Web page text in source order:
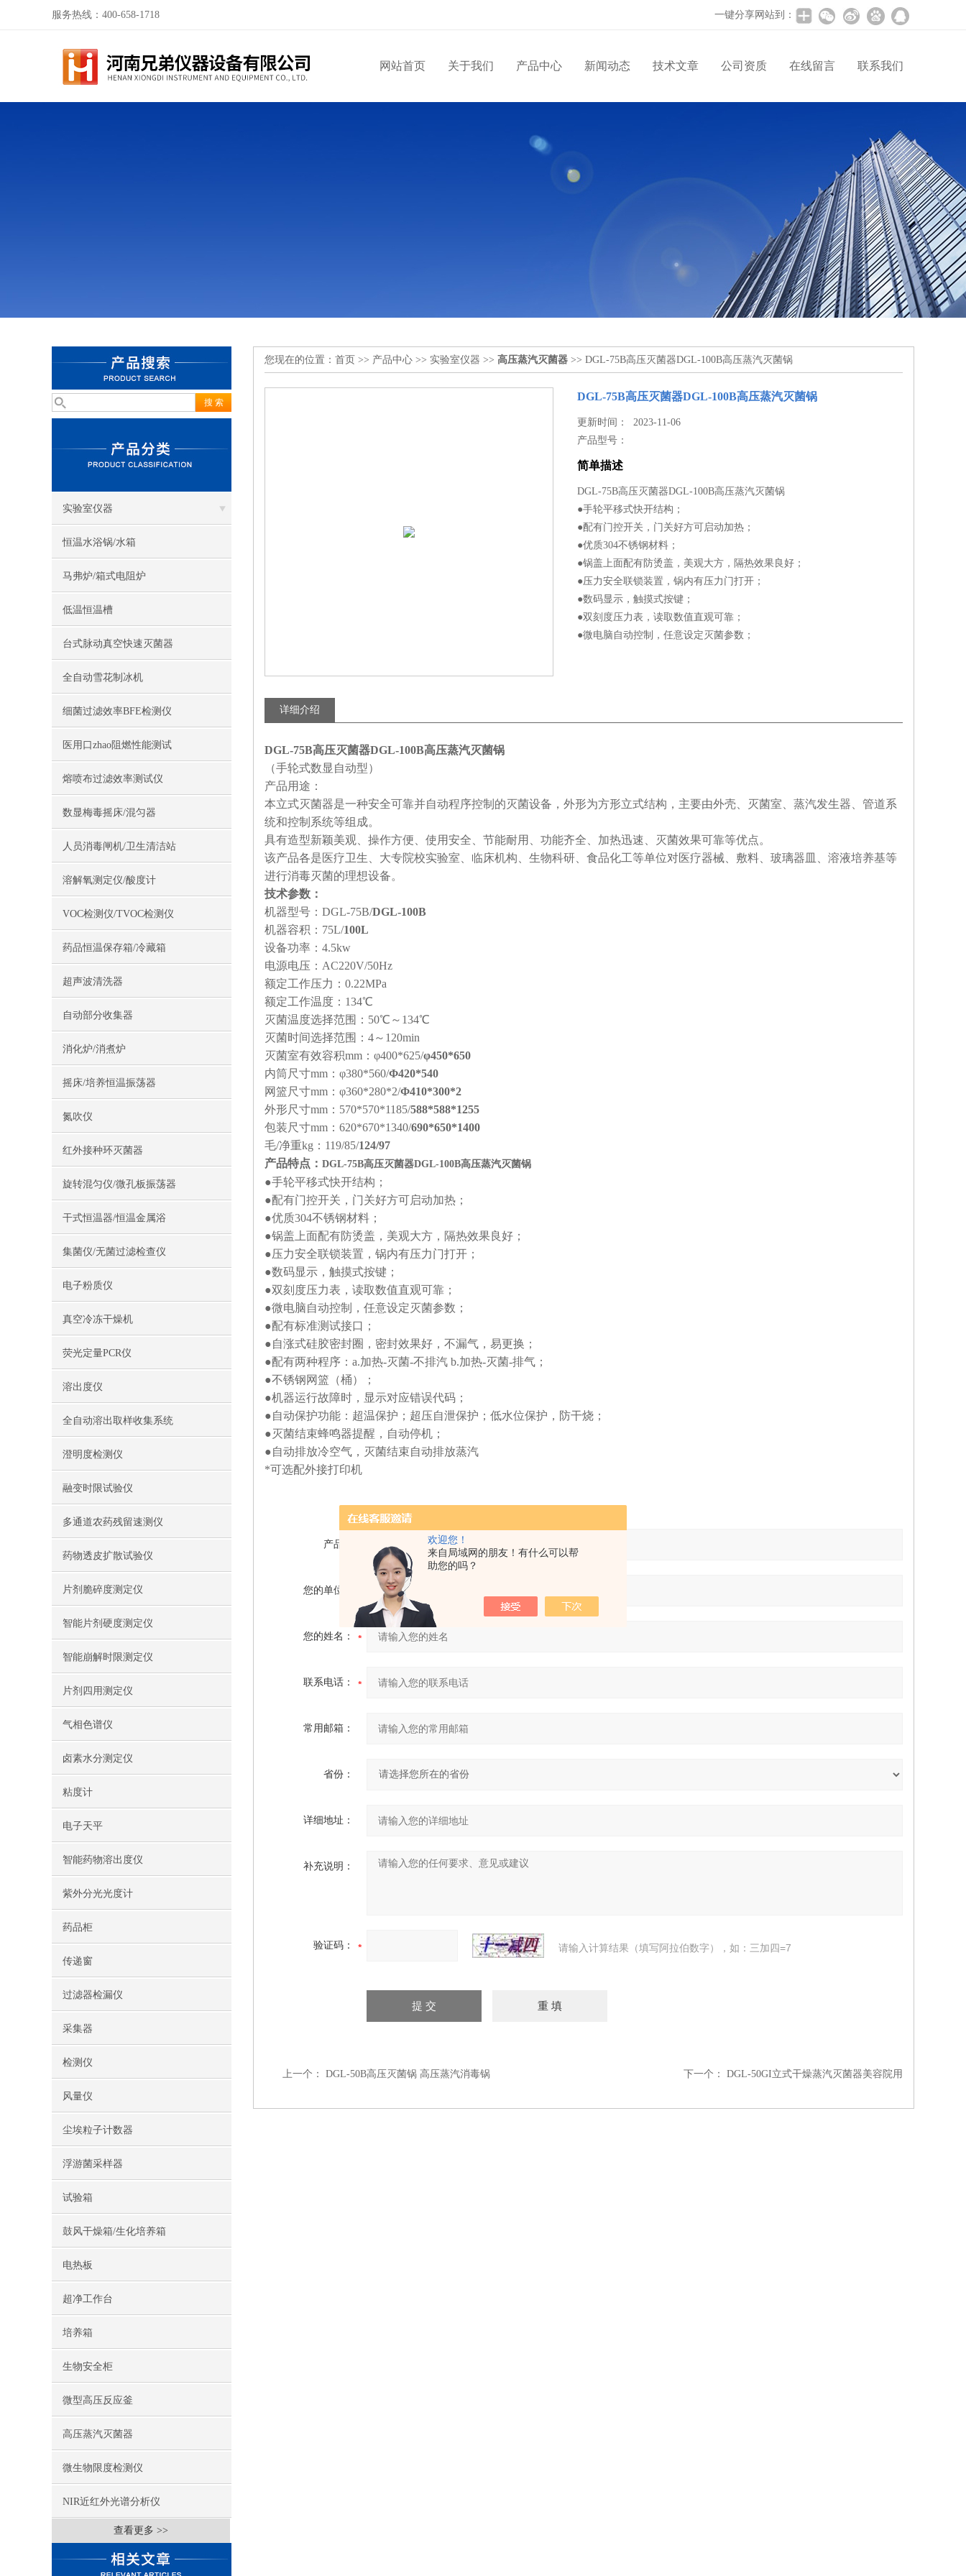
欢迎您！
来自局域网的朋友！有什么可以帮
助您的吗？
服务热线：400-658-1718 一键分享网站到：
网站首页 关于我们 产品中心 新闻动态 技术文章 公司资质 在线留言 联系我们
实验室仪器
恒温水浴锅/水箱
马弗炉/箱式电阻炉
低温恒温槽
台式脉动真空快速灭菌器
全自动雪花制冰机
细菌过滤效率BFE检测仪
医用口zhao阻燃性能测试
熔喷布过滤效率测试仪
数显梅毒摇床/混匀器
人员消毒闸机/卫生清洁站
溶解氧测定仪/酸度计
VOC检测仪/TVOC检测仪
药品恒温保存箱/冷藏箱
超声波清洗器
自动部分收集器
消化炉/消煮炉
摇床/培养恒温振荡器
氮吹仪
红外接种环灭菌器
旋转混匀仪/微孔板振荡器
干式恒温器/恒温金属浴
集菌仪/无菌过滤检查仪
电子粉质仪
真空冷冻干燥机
荧光定量PCR仪
溶出度仪
全自动溶出取样收集系统
澄明度检测仪
融变时限试验仪
多通道农药残留速测仪
药物透皮扩散试验仪
片剂脆碎度测定仪
智能片剂硬度测定仪
智能崩解时限测定仪
片剂四用测定仪
气相色谱仪
卤素水分测定仪
粘度计
电子天平
智能药物溶出度仪
紫外分光光度计
药品柜
传递窗
过滤器检漏仪
采集器
检测仪
风量仪
尘埃粒子计数器
浮游菌采样器
试验箱
鼓风干燥箱/生化培养箱
电热板
超净工作台
培养箱
生物安全柜
微型高压反应釜
高压蒸汽灭菌器
微生物限度检测仪
NIR近红外光谱分析仪
查看更多 >>
您现在的位置： 首页 >> 产品中心 >> 实验室仪器 >> 高压蒸汽灭菌器 >> DGL-75B高压灭菌器DGL-100B高压蒸汽灭菌锅
DGL-75B高压灭菌器DGL-100B高压蒸汽灭菌锅
更新时间： 2023-11-06
产品型号：
简单描述
DGL-75B高压灭菌器DGL-100B高压蒸汽灭菌锅
●手轮平移式快开结构；
●配有门控开关，门关好方可启动加热；
●优质304不锈钢材料；
●锅盖上面配有防烫盖，美观大方，隔热效果良好；
●压力安全联锁装置，锅内有压力门打开；
●数码显示，触摸式按键；
●双刻度压力表，读取数值直观可靠；
●微电脑自动控制，任意设定灭菌参数；
详细介绍
DGL-75B高压灭菌器DGL-100B高压蒸汽灭菌锅
（手轮式数显自动型）
产品用途：
本立式灭菌器是一种安全可靠并自动程序控制的灭菌设备，外形为方形立式结构，主要由外壳、灭菌室、蒸汽发生器、管道系
统和控制系统等组成。
具有造型新颖美观、操作方便、使用安全、节能耐用、功能齐全、加热迅速、灭菌效果可靠等优点。
该产品各是医疗卫生、大专院校实验室、临床机构、生物科研、食品化工等单位对医疗器械、敷料、玻璃器皿、溶液培养基等
进行消毒灭菌的理想设备。
技术参数：
机器型号：DGL-75B/DGL-100B
机器容积：75L/100L
设备功率：4.5kw
电源电压：AC220V/50Hz
额定工作压力：0.22MPa
额定工作温度：134℃
灭菌温度选择范围：50℃～134℃
灭菌时间选择范围：4～120min
灭菌室有效容积mm：φ400*625/φ450*650
内筒尺寸mm：φ380*560/Φ420*540
网篮尺寸mm：φ360*280*2/Φ410*300*2
外形尺寸mm：570*570*1185/588*588*1255
包装尺寸mm：620*670*1340/690*650*1400
毛/净重kg：119/85/124/97
产品特点： DGL-75B高压灭菌器DGL-100B高压蒸汽灭菌锅
●手轮平移式快开结构；
●配有门控开关，门关好方可启动加热；
●优质304不锈钢材料；
●锅盖上面配有防烫盖，美观大方，隔热效果良好；
●压力安全联锁装置，锅内有压力门打开；
●数码显示，触摸式按键；
●双刻度压力表，读取数值直观可靠；
●微电脑自动控制，任意设定灭菌参数；
●配有标准测试接口；
●自涨式硅胶密封圈，密封效果好，不漏气，易更换；
●配有两种程序：a.加热-灭菌-不排汽 b.加热-灭菌-排气；
●不锈钢网篮（桶）；
●机器运行故障时，显示对应错误代码；
●自动保护功能：超温保护；超压自泄保护；低水位保护，防干烧；
●灭菌结束蜂鸣器提醒，自动停机；
●自动排放冷空气，灭菌结束自动排放蒸汽
*可选配外接打印机
产品：
您的单位：
您的姓名：
联系电话：
常用邮箱：
省份：
详细地址：
补充说明：
验证码： 请输入计算结果（填写阿拉伯数字），如：三加四=7
上一个： DGL-50B高压灭菌锅 高压蒸汽消毒锅 下一个： DGL-50GI立式干燥蒸汽灭菌器美容院用